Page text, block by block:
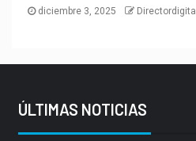
diciembre 3, 2025 Directordigital
ÚLTIMAS NOTICIAS